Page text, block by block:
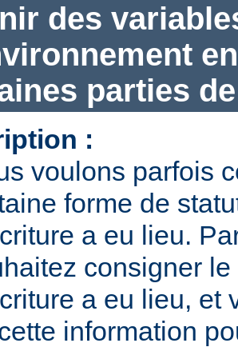
des
parties
:
voulons parfois
forme de
a eu lieu.
consigner
a eu lieu, et
information